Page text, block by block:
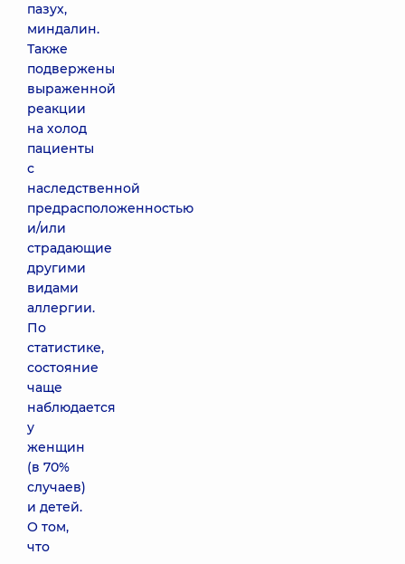
пазух,
миндалин.
Также
подвержены
выраженной
реакции
на холод
пациенты
с
наследственной
предрасположенностью
и/или
страдающие
другими
видами
аллергии.
По
статистике,
состояние
чаще
наблюдается
у
женщин
(в 70%
случаев)
и детей.
О том,
что